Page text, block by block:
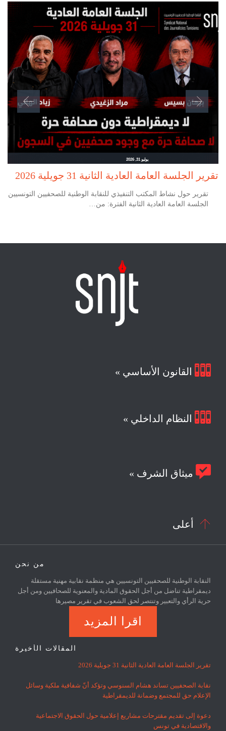
يوليو 31, 2026
تقرير الجلسة العامة العادية الثانية 31 جويلية 2026
تقرير حول نشاط المكتب التنفيذي للنقابة الوطنية للصحفيين التونسيين
الجلسة العامة العادية الثانية الفترة: من…
 القانون الأساسي »
 النظام الداخلي »
 ميثاق الشرف »
 أعلى
من نحن
النقابة الوطنية للصحفيين التونسيين هي منظمة نقابية مهنية مستقلة
ديمقراطية تناضل من أجل الحقوق المادية والمعنوية للصحافيين ومن أجل
حرية الرأي والتعبير وتنتصر لحق الشعوب في تقرير مصيرها
اقرا المزيد
المقالات الأخيرة
تقرير الجلسة العامة العادية الثانية 31 جويلية 2026
نقابة الصحفيين تساند هشام السنوسي وتؤكد أنّ شفافية ملكية وسائل
الإعلام حق للمجتمع وضمانة للديمقراطية
دعوة إلى تقديم مقترحات مشاريع إعلامية حول الحقوق الاجتماعية
والاقتصادية في تونس